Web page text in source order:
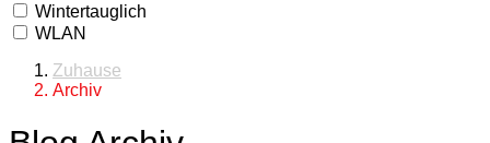
Wintertauglich
WLAN
Zuhause
Archiv